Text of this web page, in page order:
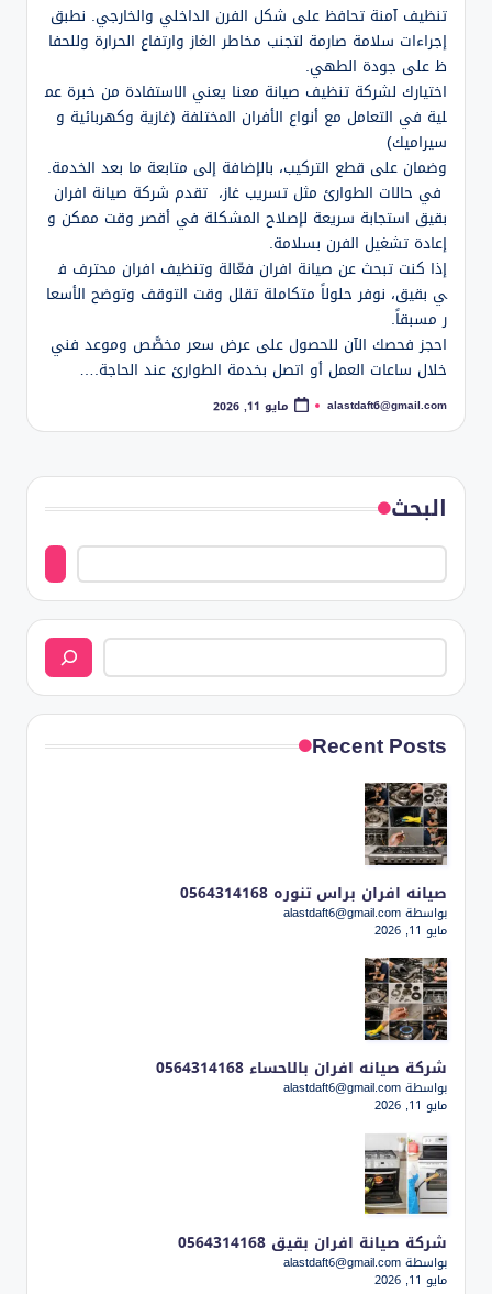
تنظيف آمنة تحافظ على شكل الفرن الداخلي والخارجي. نطبق
إجراءات سلامة صارمة لتجنب مخاطر الغاز وارتفاع الحرارة وللحفا
ظ على جودة الطهي.
اختيارك لشركة تنظيف صيانة معنا يعني الاستفادة من خبرة عم
لية في التعامل مع أنواع الأفران المختلفة (غازية وكهربائية و
سيراميك)
وضمان على قطع التركيب، بالإضافة إلى متابعة ما بعد الخدمة.
في حالات الطوارئ مثل تسريب غاز، تقدم شركة صيانة افران
بقيق استجابة سريعة لإصلاح المشكلة في أقصر وقت ممكن و
إعادة تشغيل الفرن بسلامة.
إذا كنت تبحث عن صيانة افران فعّالة وتنظيف افران محترف ف
ي بقيق، نوفر حلولاً متكاملة تقلل وقت التوقف وتوضح الأسعا
ر مسبقاً.
احجز فحصك الآن للحصول على عرض سعر مخصَّص وموعد فني
خلال ساعات العمل أو اتصل بخدمة الطوارئ عند الحاجة.…
تمّ
بواسطة
alastdaft6@gmail.com مايو 11, 2026
البحث
البحث
Recent Posts
صيانه افران براس تنوره 0564314168
بواسطة alastdaft6@gmail.com
مايو 11, 2026
شركة صيانه افران بالاحساء 0564314168
بواسطة alastdaft6@gmail.com
مايو 11, 2026
شركة صيانة افران بقيق 0564314168
بواسطة alastdaft6@gmail.com
مايو 11, 2026